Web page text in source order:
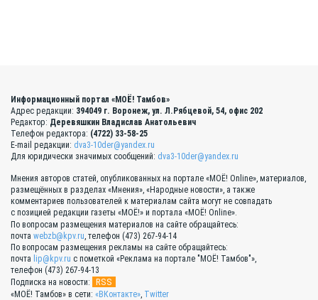
Информационный портал «МОЁ! Тамбов»
Адрес редакции: 394049 г. Воронеж, ул. Л.Рябцевой, 54, офис 202
Редактор: Деревяшкин Владислав Анатольевич
Телефон редактора: (4722) 33-58-25
E-mail редакции: dva3-10der@yandex.ru
Для юридически значимых сообщений: dva3-10der@yandex.ru
Мнения авторов статей, опубликованных на портале «МОЁ! Online», материалов,
размещённых в разделах «Мнения», «Народные новости», а также
комментариев пользователей к материалам сайта могут не совпадать
с позицией редакции газеты «МОЁ!» и портала «МОЁ! Online».
По вопросам размещения материалов на сайте обращайтесь:
почта webzb@kpv.ru, телефон (473) 267-94-14
По вопросам размещения рекламы на сайте обращайтесь:
почта lip@kpv.ru с пометкой «Реклама на портале "МОЁ! Тамбов"»,
телефон (473) 267-94-13
Подписка на новости:
RSS
«МОЁ! Тамбов» в сети: «ВКонтакте», Twitter